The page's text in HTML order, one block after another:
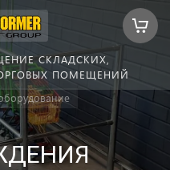
СКЛАДСКИХ,
ПОМЕЩЕНИЙ